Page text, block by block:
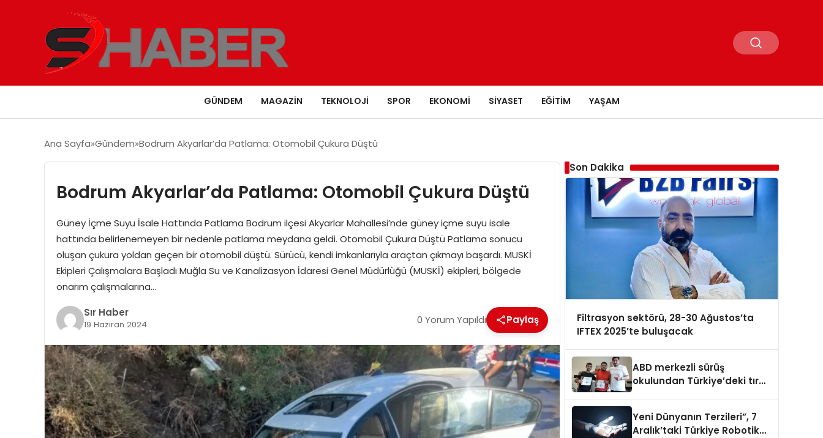
GÜNDEM MAGAZIN TEKNOLOJI SPOR EKONOMI SIYASET EĞITIM YAŞAM
Ana Sayfa Gündem Bodrum Akyarlar’da Patlama: Otomobil Çukura Düştü
Bodrum Akyarlar’da Patlama: Otomobil Çukura Düştü
Güney İçme Suyu İsale Hattında Patlama Bodrum ilçesi Akyarlar Mahallesi’nde güney içme suyu isale
hattında belirlenemeyen bir nedenle patlama meydana geldi. Otomobil Çukura Düştü Patlama sonucu
oluşan çukura yoldan geçen bir otomobil düştü. Sürücü, kendi imkanlarıyla araçtan çıkmayı başardı. MUSKİ
Ekipleri Çalışmalara Başladı Muğla Su ve Kanalizasyon İdaresi Genel Müdürlüğü (MUSKİ) ekipleri, bölgede
onarım çalışmalarına…
Sır Haber
19 Haziran 2024 0 Yorum Yapıldı Paylaş
Son Dakika
Filtrasyon sektörü, 28-30 Ağustos’ta
IFTEX 2025’te buluşacak
ABD merkezli sürüş
okulundan Türkiye’deki tır
Yeni Dünyanın Terzileri”, 7
Aralık’taki Türkiye Robotik